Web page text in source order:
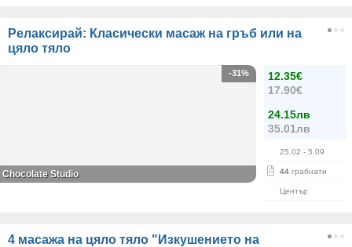
Релаксирай: Класически масаж на гръб или на
цяло тяло
12.35€
17.90€
24.15лв
35.01лв
25.02 - 5.09
44 грабнати
Център
-31%
Chocolate Studio
4 масажа на цяло тяло "Изкушението на